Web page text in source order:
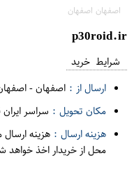
اصفهان اصفهان
p30roid.ir
شرایط خرید
ارسال از : اصفهان-
مکان تحویل : سراسر
هزینه ارسال : هزینه
محل از خریدار اخذ خواهد